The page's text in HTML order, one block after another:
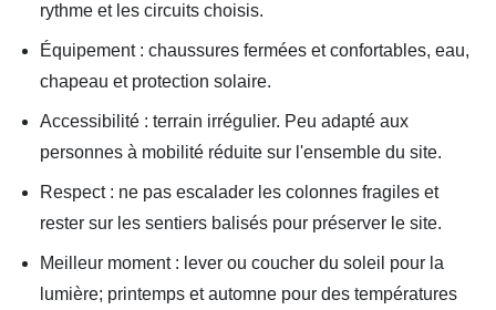
rythme et les circuits choisis.
Équipement : chaussures fermées et confortables, eau,
chapeau et protection solaire.
Accessibilité : terrain irrégulier. Peu adapté aux
personnes à mobilité réduite sur l'ensemble du site.
Respect : ne pas escalader les colonnes fragiles et
rester sur les sentiers balisés pour préserver le site.
Meilleur moment : lever ou coucher du soleil pour la
lumière; printemps et automne pour des températures